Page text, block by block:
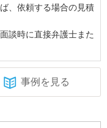
、依頼する場合の見積
談時に直接弁護士また
事例を見る